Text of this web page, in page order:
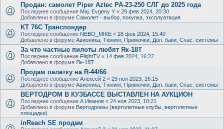
Продан: самолет Piper Aztec PA-23-250 СЛГ до 2025 года
Последнее сообщение Maj. Evgeny Y « 29 фев 2024, 20:30
Добавлено в форуме Самолет - выбор, покупка, эксплуатация
KT 76C Транспондер
Последнее сообщение NEBO_MIKE « 28 фев 2024, 15:40
Добавлено в форуме Авионика, Тюнинг, Примочки, Доп. баки, Спас. системы
За что частные пилоты любят Як-18Т
Последнее сообщение FlightTV « 14 фев 2024, 16:22
Добавлено в форуме Як-18Т
Продам палатку на R-44/66
Последнее сообщение Алексей 2 « 29 ноя 2023, 16:15
Добавлено в форуме Авионика, Тюнинг, Примочки, Доп. баки, Спас. системы
ВЕРТОДРОМ В КУЗБАССЕ ВЫСТАВЛЕН НА АУКЦИОН
Последнее сообщение А.Иванов « 24 ноя 2023, 10:21
Добавлено в форуме Вертодромы (вертолетные клубы, вертолетные
площадки)
inReach SE продам